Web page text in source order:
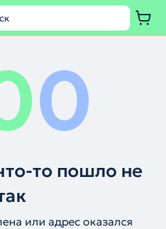
0
то пошло не
или адрес оказался